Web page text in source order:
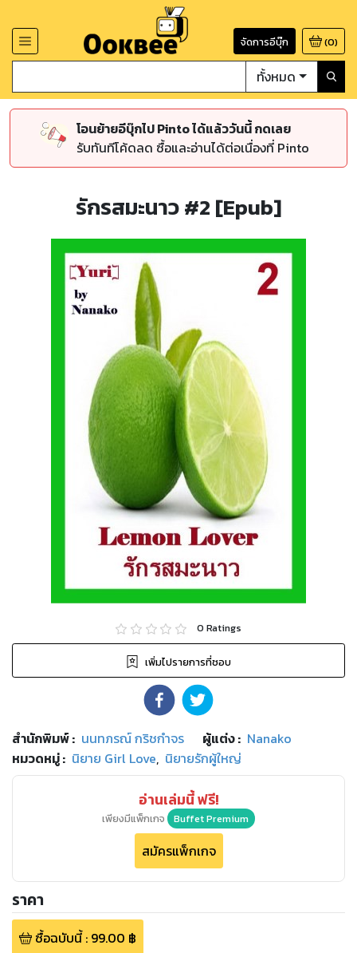
จัดการอีบุ๊ก (0)
ทั้งหมด
โอนย้ายอีบุ๊กไป Pinto ได้แล้ววันนี้ กดเลย
รับทันทีโค้ดลด ซื้อและอ่านได้ต่อเนื่องที่ Pinto
รักรสมะนาว #2 [Epub]
0 Ratings
เพิ่มไปรายการที่ชอบ
สำนักพิมพ์: นนทภรณ์ กริชกำจร ผู้แต่ง : Nanako
หมวดหมู่: นิยาย Girl Love, นิยายรักผู้ใหญ่
อ่านเล่มนี้ ฟรี!
เพียงมีแพ็กเกจ Buffet Premium
สมัครแพ็กเกจ
ราคา
ซื้อฉบับนี้: 99.00 ฿